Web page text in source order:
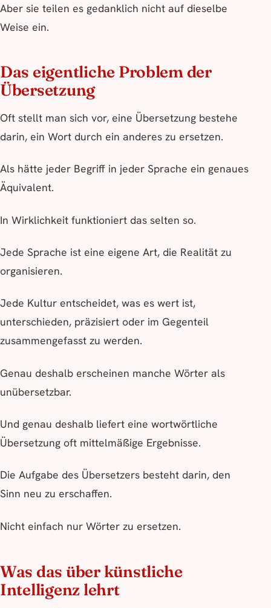
Aber sie teilen es gedanklich nicht auf dieselbe
Weise ein.
Das eigentliche Problem der
Übersetzung
Oft stellt man sich vor, eine Übersetzung bestehe
darin, ein Wort durch ein anderes zu ersetzen.
Als hätte jeder Begriff in jeder Sprache ein genaues
Äquivalent.
In Wirklichkeit funktioniert das selten so.
Jede Sprache ist eine eigene Art, die Realität zu
organisieren.
Jede Kultur entscheidet, was es wert ist,
unterschieden, präzisiert oder im Gegenteil
zusammengefasst zu werden.
Genau deshalb erscheinen manche Wörter als
unübersetzbar.
Und genau deshalb liefert eine wortwörtliche
Übersetzung oft mittelmäßige Ergebnisse.
Die Aufgabe des Übersetzers besteht darin, den
Sinn neu zu erschaffen.
Nicht einfach nur Wörter zu ersetzen.
Was das über künstliche
Intelligenz lehrt